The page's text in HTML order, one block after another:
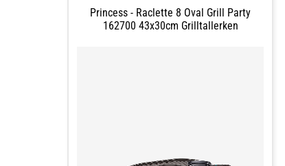
Princess - Raclette 8 Oval Grill Party
162700 43x30cm Grilltallerken